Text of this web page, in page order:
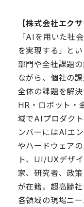
【株式会社エク
「AIを用いた社
を実現する」と
部門や全社課題
ながら、個社の
全体の課題を解
HR・ロボット・
域でAIプロダク
ンバーにはAIエ
やハードウェア
ト、UI/UXデザ
家、研究者、政
が在籍。超高齢
各領域の現場ニ